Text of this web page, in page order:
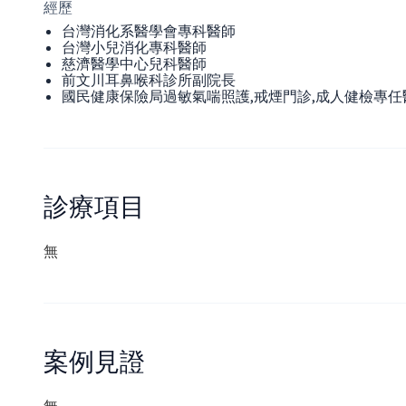
經歷
台灣消化系醫學會專科醫師
台灣小兒消化專科醫師
慈濟醫學中心兒科醫師
前文川耳鼻喉科診所副院長
國民健康保險局過敏氣喘照護,戒煙門診,成人健檢專任
診療項目
無
案例見證